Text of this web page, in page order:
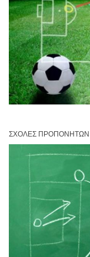
ΣΧΟΛΈΣ ΠΡΟΠΟΝΗΤΏΝ